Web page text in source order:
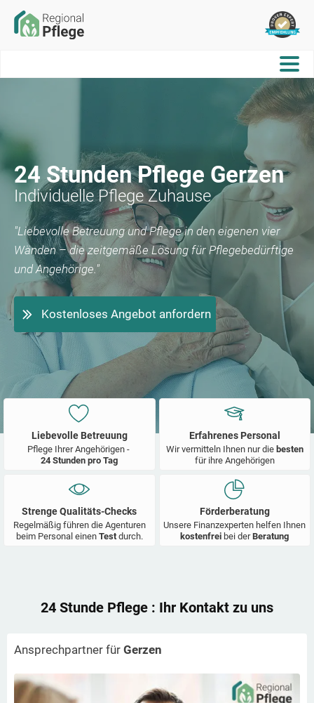
24 Stunden Pflege Gerzen
Individuelle Pflege Zuhause
"Liebevolle Betreuung und Pflege in den eigenen vier
Wänden – die zeitgemäße Lösung für Pflegebedürftige
und Angehörige."
Kostenloses Angebot anfordern
Liebevolle Betreuung
Pflege Ihrer Angehörigen -
24 Stunden pro Tag
Erfahrenes Personal
Wir vermitteln Ihnen nur die besten
für ihre Angehörigen
Strenge Qualitäts-Checks
Regelmäßig führen die Agenturen
beim Personal einen Test durch.
Förderberatung
Unsere Finanzexperten helfen Ihnen
kostenfrei bei derBeratung
24 Stunde Pflege : Ihr Kontakt zu uns
Ansprechpartner für Gerzen